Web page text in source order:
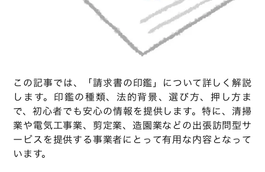
この記事では、「請求書の印鑑」について詳しく解説
します。印鑑の種類、法的背景、選び方、押し方ま
で、初心者でも安心の情報を提供します。特に、清掃
業や電気工事業、剪定業、造園業などの出張訪問型サ
ービスを提供する事業者にとって有用な内容となって
います。